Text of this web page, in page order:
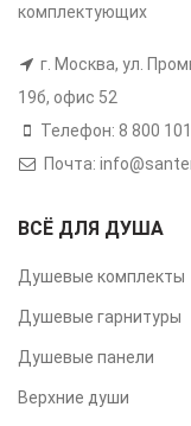
комплектующих
г. Москва, ул.
19б, офис 52
Телефон: 8 800
Почта:
ВСЁ ДЛЯ ДУША
Душевые комплекты
Душевые гарнитуры
Душевые панели
Верхние души